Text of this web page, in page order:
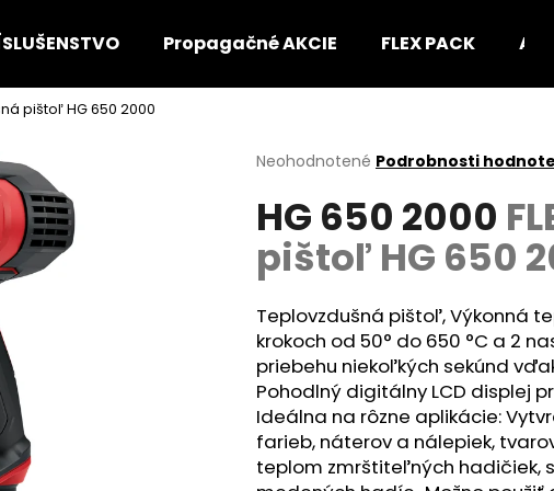
Propagačné AKCIE FLEX PACK
pištoľ HG 650 2000
Priemerné
produktu
je
5
hviezdičiek.
Neohodnotené Podrobnosti
HG 650 2000
pištoľ HG 650
Teplovzdušná pištoľ, Výkonná
krokoch od 50° do 650 °C a 2
priebehu niekoľkých sekúnd
Pohodlný digitálny LCD displej
Ideálna na rôzne aplikácie:
farieb, náterov a nálepiek,
teplom zmrštiteľných hadičiek,
Čo potrebujete nájsť?
HĽADAŤ